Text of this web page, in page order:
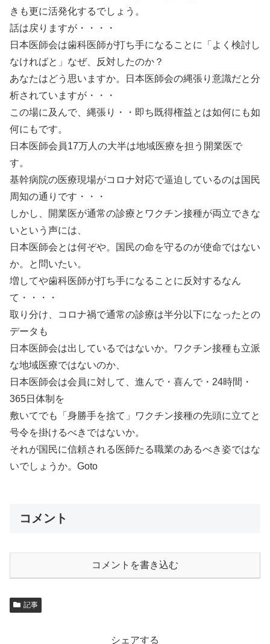
きも更に活発化するでしょう。
話は戻りますが・・・・
日本医師会は歯科医師が打ち手になることに「よく検討し
なければと」なぜ、反対したのか？
あなたはどう思いますか。日本医師会の縄張り意識だと分
析されていますが・・・
この場に及んで、縄張り・・即ち既得権益とは如何にも如
何にもです。
日本医師会員17万人の大半は地域医療を担う開業医で
す。
基幹病院の医療現場がコロナ対応で逼迫しているのは国民
周知の通りです・・・
しかし、開業医が通常の診療とワクチン接種が両立できな
いという声には、
日本医師会とは何ぞや。国民の命を守るのが使命ではない
か。と問いたい。
増してや歯科医師が打ち手になることに反対するなん
て・・・・
取り分け、コロナ禍で通常の診療は半分以下になったとの
データも
日本医師会は出しているではないか。ワクチン接種も立派
な地域医療ではないのか、
日本医師会は会員に対して、進んで・喜んで・24時間・
365日体制を
敷いてでも「身勝手を捨て」ワクチン接種の先頭に立てと
号令を掛けるべきではないか。
それが国民に信頼される医師たる職業のあるべき姿ではな
いでしょうか。Goto
コメント
コメントを書き込む
記事
シェアする